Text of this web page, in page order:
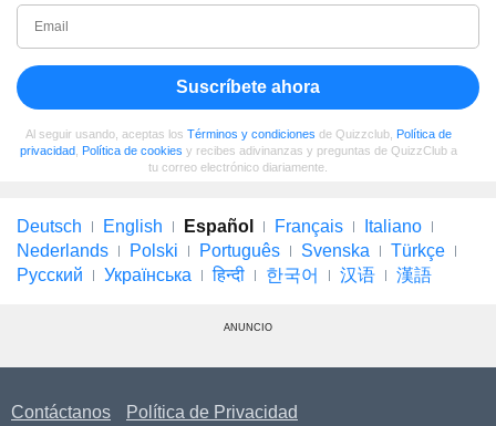
Suscríbete ahora
Al seguir usando, aceptas los Términos y condiciones de Quizzclub, Política de
privacidad, Política de cookies y recibes adivinanzas y preguntas de QuizzClub a
tu correo electrónico diariamente.
Deutsch English Español Français
Italiano
Nederlands
Polski Português Svenska
Türkçe
Русский
Українська हिन्दी 한국어 汉语 漢語
ANUNCIO
Contáctanos Política de Privacidad